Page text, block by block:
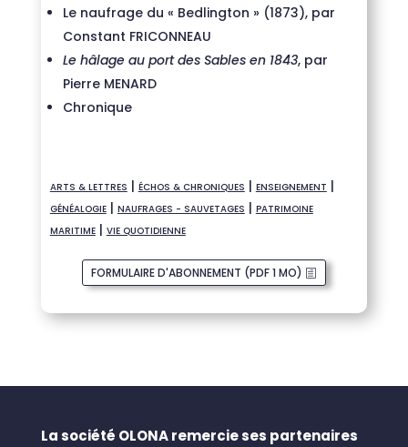
Le naufrage du « Bedlington » (1873), par
Constant FRICONNEAU
Le hâlage au port des Sables en 1843, par
Pierre MENARD
Chronique
ARTS & LETTRES | ÉCHOS & CHRONIQUES | ENSEIGNEMENT |
GÉNÉALOGIE| NAUFRAGES - SAUVETAGES | PATRIMOINE
MARITIME| VIE QUOTIDIENNE
FORMULAIRE D'ABONNEMENT (PDF 1 MO)
La société OLONA remercie ses partenaires